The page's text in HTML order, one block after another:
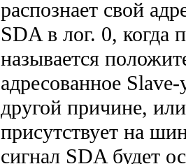
распознает свой
SDA в лог. 0, когда
называется
адресованное
другой причине,
присутствует на
сигнал SDA будет